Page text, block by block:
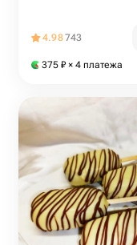
4.98743
375 ₽ × 4 платежа